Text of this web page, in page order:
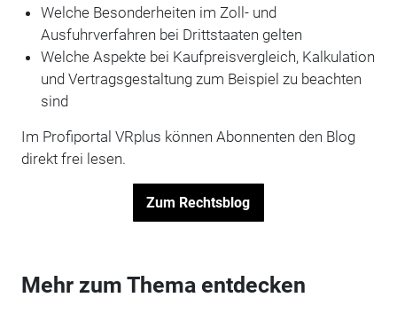
Welche Besonderheiten im Zoll- und
Ausfuhrverfahren bei Drittstaaten gelten
Welche Aspekte bei Kaufpreisvergleich, Kalkulation
und Vertragsgestaltung zum Beispiel zu beachten
sind
Im Profiportal VRplus können Abonnenten den Blog
direkt frei lesen.
Zum Rechtsblog
Mehr zum Thema entdecken